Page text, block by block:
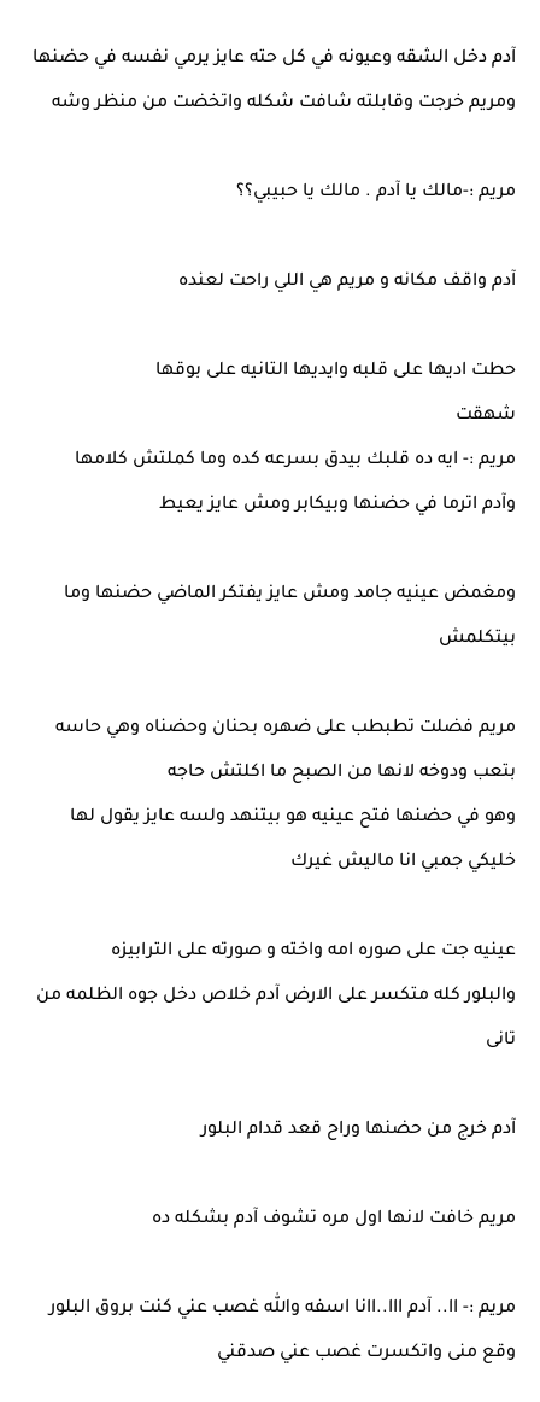
آدم دخل الشقه وعيونه في كل حته عايز يرمي نفسه في حضنها
ومريم خرجت وقابلته شافت شكله واتخضت من منظر وشه
مريم :-مالك يا آدم . مالك يا حبيبي؟؟
آدم واقف مكانه و مريم هي اللي راحت لعنده
حطت اديها على قلبه وايديها التانيه على بوقها
شهقت
مريم :- ايه ده قلبك بيدق بسرعه كده وما كملتش كلامها
وآدم اترما في حضنها وبيكابر ومش عايز يعيط
ومغمض عينيه جامد ومش عايز يفتكر الماضي حضنها وما
بيتكلمش
مريم فضلت تطبطب على ضهره بحنان وحضناه وهي حاسه
بتعب ودوخه لانها من الصبح ما اكلتش حاجه
وهو في حضنها فتح عينيه هو بيتنهد ولسه عايز يقول لها
خليكي جمبي انا ماليش غيرك
عينيه جت على صوره امه واخته و صورته على الترابيزه
والبلور كله متكسر على الارض آدم خلاص دخل جوه الظلمه من
تانى
آدم خرج من حضنها وراح قعد قدام البلور
مريم خافت لانها اول مره تشوف آدم بشكله ده
مريم :- اا.. آدم ااا..اانا اسفه والله غصب عني كنت بروق البلور
وقع منى واتكسرت غصب عني صدقني